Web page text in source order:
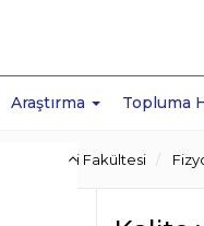
Araştırma Topluma
Bilimleri Fakültesi